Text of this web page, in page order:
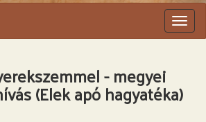
- megyei
(Elek apó hagyatéka)